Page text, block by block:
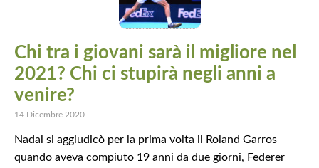
Chi tra i giovani sarà il migliore nel
2021? Chi ci stupirà negli anni a
venire?
14 Dicembre 2020
Nadal si aggiudicò per la prima volta il Roland Garros
quando aveva compiuto 19 anni da due giorni, Federer